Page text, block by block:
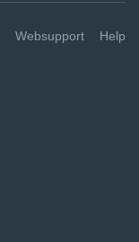
Websupport Help